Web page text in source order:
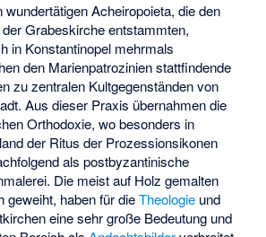
wundertätigenAcheiropoieta, die den
Grabeskirche entstammten,
in Konstantinopel mehrmals
den Marienpatrozinien stattfindende
zu zentralen Kultgegenständen von
Aus dieser Praxis übernahmen die
Orthodoxie, wo besonders in
der Ritus der Prozessionsikonen
als postbyzantinische
Die meist auf Holz gemalten
geweiht, haben für dieTheologie und
eine sehr große Bedeutung und